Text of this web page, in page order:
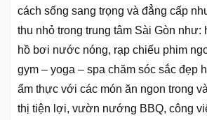
cách sống sang trọng và đẳng cấp
thu nhỏ trong trung tâm Sài Gòn
hồ bơi nước nóng, rạp chiếu phim
gym – yoga – spa chăm sóc sắc đẹp
ẩm thực với các món ăn ngon trong
thị tiện lợi, vườn nướng BBQ, công